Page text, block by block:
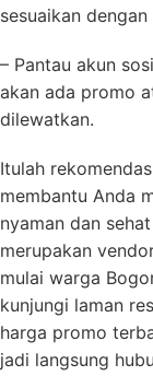
sesuaikan
– Pantau akun
akan ada promo
dilewatkan.
Itulah
membantu Anda
nyaman dan
merupakan
mulai warga
kunjungi laman
harga promo
jadi langsung